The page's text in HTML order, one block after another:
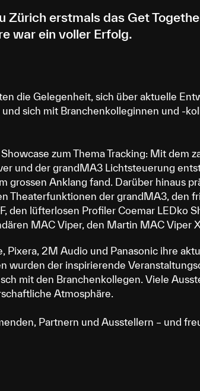
Zürich erstmals das Get
war ein voller Erfolg.
die Gelegenheit, sich über aktuelle
sich mit Branchenkolleginnen und -
zum Thema Tracking: Mit dem
und der grandMA3 Lichtsteuerung
grossen Anklang fand. Darüber hinaus
Theaterfunktionen der grandMA3, den
den lüfterlosen Profiler Coemar LEDko
MAC Viper, den Martin MAC Viper
Pixera, 2M Audio und Panasonic ihre
wurden der inspirierende
mit den Branchenkollegen. Viele
Atmosphäre.
Partnern und Ausstellern – und